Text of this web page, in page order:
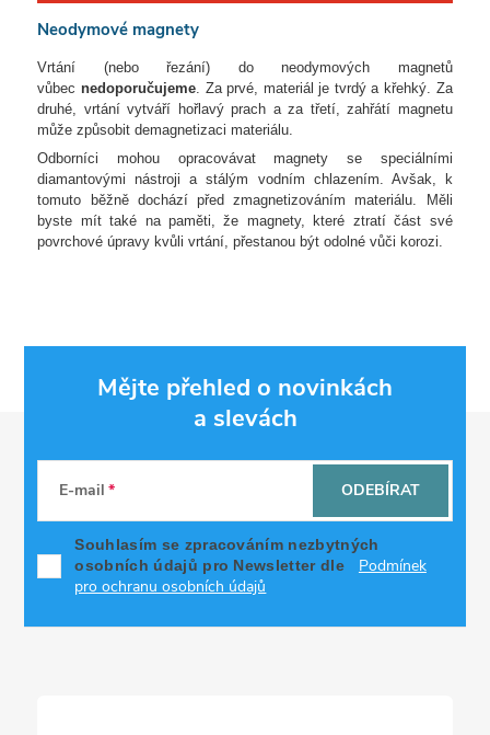
Neodymové magnety
Vrtání (nebo řezání) do neodymových magnetů
vůbec nedoporučujeme. Za prvé, materiál je tvrdý a křehký. Za
druhé, vrtání vytváří hořlavý prach a za třetí, zahřátí magnetu
může způsobit demagnetizaci materiálu.
Odborníci mohou opracovávat magnety se speciálními
diamantovými nástroji a stálým vodním chlazením. Avšak, k
tomuto běžně dochází před zmagnetizováním materiálu. Měli
byste mít také na paměti, že magnety, které ztratí část své
povrchové úpravy kvůli vrtání, přestanou být odolné vůči korozi.
Mějte přehled o novinkách
a slevách
E-mail
Souhlasím se zpracováním nezbytných
osobních údajů pro Newsletter dle
Podmínek
pro ochranu osobních údajů
ODEBÍRAT